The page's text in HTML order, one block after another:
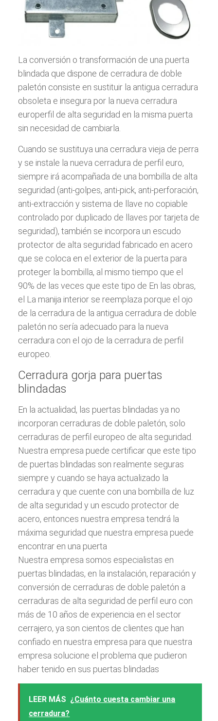
La conversión o transformación de una puerta
blindada que dispone de cerradura de doble
paletón consiste en sustituir la antigua cerradura
obsoleta e insegura por la nueva cerradura
europerfil de alta seguridad en la misma puerta
sin necesidad de cambiarla.
Cuando se sustituya una cerradura vieja de perra
y se instale la nueva cerradura de perfil euro,
siempre irá acompañada de una bombilla de alta
seguridad (anti-golpes, anti-pick, anti-perforación,
anti-extracción y sistema de llave no copiable
controlado por duplicado de llaves por tarjeta de
seguridad), también se incorpora un escudo
protector de alta seguridad fabricado en acero
que se coloca en el exterior de la puerta para
proteger la bombilla, al mismo tiempo que el
90% de las veces que este tipo de En las obras,
el La manija interior se reemplaza porque el ojo
de la cerradura de la antigua cerradura de doble
paletón no sería adecuado para la nueva
cerradura con el ojo de la cerradura de perfil
europeo.
Cerradura gorja para puertas
blindadas
En la actualidad, las puertas blindadas ya no
incorporan cerraduras de doble paletón, solo
cerraduras de perfil europeo de alta seguridad.
Nuestra empresa puede certificar que este tipo
de puertas blindadas son realmente seguras
siempre y cuando se haya actualizado la
cerradura y que cuente con una bombilla de luz
de alta seguridad y un escudo protector de
acero, entonces nuestra empresa tendrá la
máxima seguridad que nuestra empresa puede
encontrar en una puerta
Nuestra empresa somos especialistas en
puertas blindadas, en la instalación, reparación y
conversión de cerraduras de doble paletón a
cerraduras de alta seguridad de perfil euro con
más de 10 años de experiencia en el sector
cerrajero, ya son cientos de clientes que han
confiado en nuestra empresa para que nuestra
empresa solucione el problema que pudieron
haber tenido en sus puertas blindadas
LEER MÁS ¿Cuánto cuesta cambiar una
cerradura?